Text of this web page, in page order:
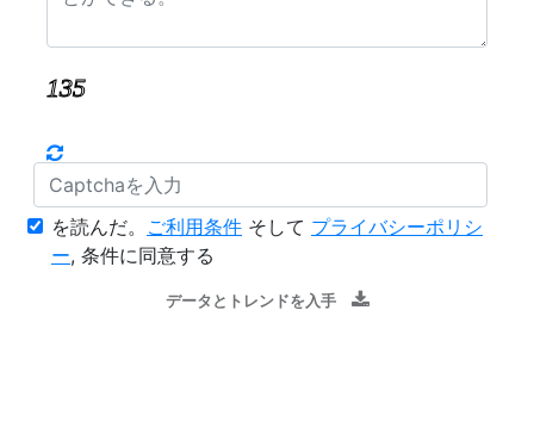
を読んだ。 ご利用条件 そして プライバシーポリシ
ー, 条件に同意する
データとトレンドを入手